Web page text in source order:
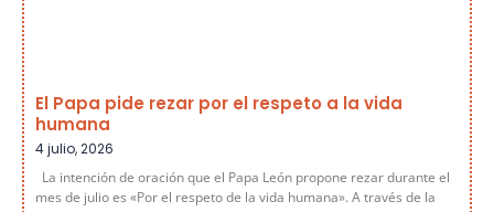
El Papa pide rezar por el respeto a la vida
humana
4 julio, 2026
La intención de oración que el Papa León propone rezar durante el
mes de julio es «Por el respeto de la vida humana». A través de la